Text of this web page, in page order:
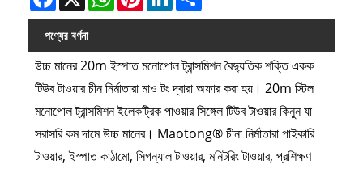
পণ্যের বর্ণনা
উচ্চ মানের 20m ইস্পাত মনোপোল ট্রান্সমিশন বৈদ্যুতিক শক্তি একক
টিউব টাওয়ার চীন নির্মাতারা মাও টং দ্বারা অফার করা হয়। 20m স্টিল
মনোপোল ট্রান্সমিশন ইলেকট্রিক পাওয়ার সিঙ্গেল টিউব টাওয়ার কিনুন যা
সরাসরি কম দামে উচ্চ মানের। Maotong® চীনা নির্মাতারা পাইকারি
টাওয়ার, ইস্পাত কাঠামো, সিগন্যাল টাওয়ার, মনিটরিং টাওয়ার, প্রশিক্ষণ